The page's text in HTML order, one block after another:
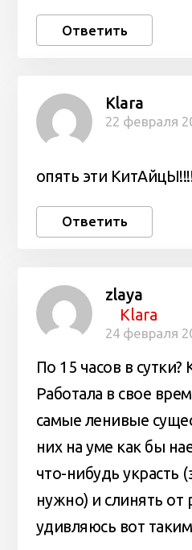
Ответить
Klara
22 февраля
опять эти
Ответить
zlaya
Klara
24 февраля
По 15 часов в сутки?
Работала в свое
самые ленивые
них на уме как бы
что-нибудь украсть
нужно) и слинять от
удивляюсь вот